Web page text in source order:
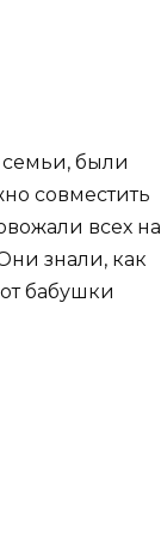
семьи, были
совместить
всех на
знали, как
бабушки